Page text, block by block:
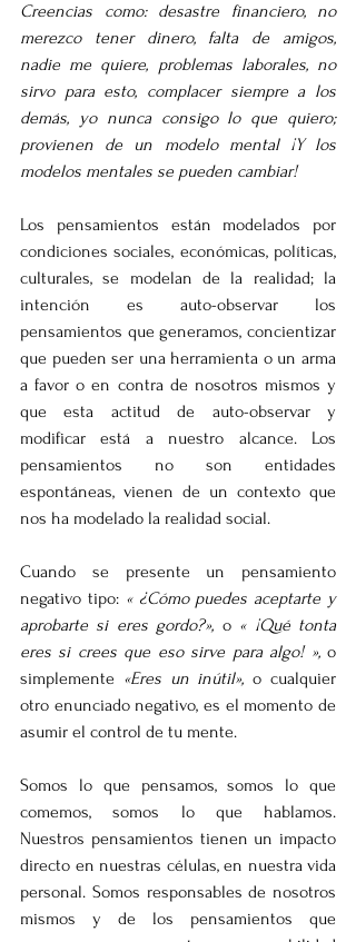
Creencias como: desastre financiero, no
merezco tener dinero, falta de amigos,
nadie me quiere, problemas laborales, no
sirvo para esto, complacer siempre a los
demás, yo nunca consigo lo que quiero;
provienen de un modelo mental ¡Y los
modelos mentales se pueden cambiar!
Los pensamientos están modelados por
condiciones sociales, económicas, políticas,
culturales, se modelan de la realidad; la
intención es auto-observar los
pensamientos que generamos, concientizar
que pueden ser una herramienta o un arma
a favor o en contra de nosotros mismos y
que esta actitud de auto-observar y
modificar está a nuestro alcance. Los
pensamientos no son entidades
espontáneas, vienen de un contexto que
nos ha modelado la realidad social.
Cuando se presente un pensamiento
negativo tipo: « ¿Cómo puedes aceptarte y
aprobarte si eres gordo?», o « ¡Qué tonta
eres si crees que eso sirve para algo! », o
simplemente «Eres un inútil», o cualquier
otro enunciado negativo, es el momento de
asumir el control de tu mente.
Somos lo que pensamos, somos lo que
comemos, somos lo que hablamos.
Nuestros pensamientos tienen un impacto
directo en nuestras células, en nuestra vida
personal. Somos responsables de nosotros
mismos y de los pensamientos que